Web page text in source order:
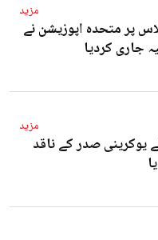
مزید
پر متحدہ اپوزیشن نے
جاری کردیا
مزید
یوکرینی صدر کے ناقد